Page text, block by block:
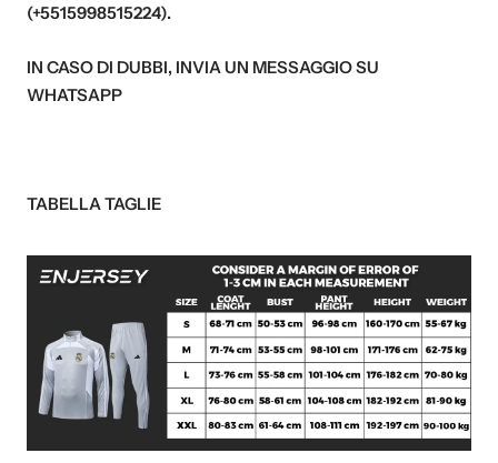
(+5515998515224).
IN CASO DI DUBBI, INVIA UN MESSAGGIO SU
WHATSAPP
TABELLA TAGLIE